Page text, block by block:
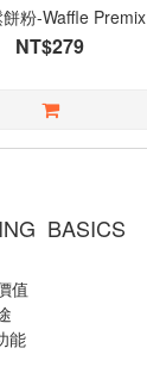
粉-Waffle Premix
NT$279
BASICS
值
能